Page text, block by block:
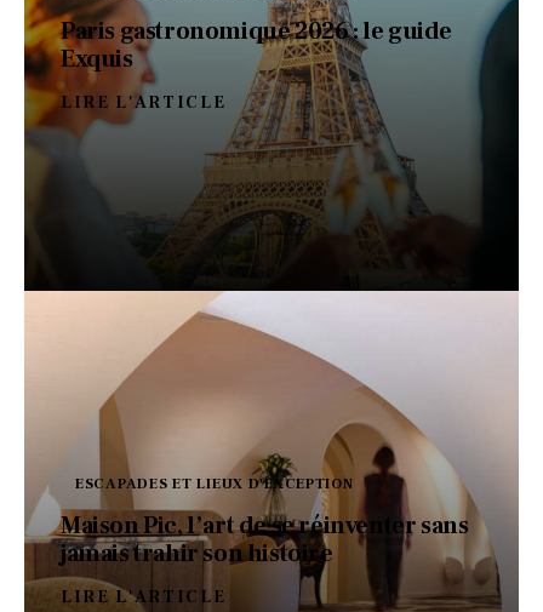
Paris gastronomique 2026 : le guide
Exquis
LIRE L'ARTICLE
ESCAPADES ET LIEUX D'EXCEPTION
Maison Pic, l’art de se réinventer sans
jamais trahir son histoire
LIRE L'ARTICLE